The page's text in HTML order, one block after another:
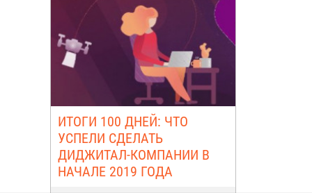
ИТОГИ 100 ДНЕЙ: ЧТО
УСПЕЛИ СДЕЛАТЬ
ДИДЖИТАЛ-КОМПАНИИ В
НАЧАЛЕ 2019 ГОДА